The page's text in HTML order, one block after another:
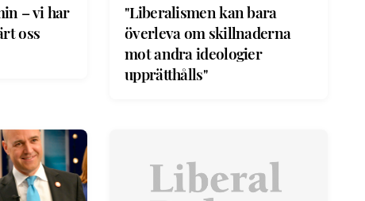
– vi har
oss
"Liberalismen kan bara
överleva om skillnaderna
mot andra ideologier
upprätthålls"